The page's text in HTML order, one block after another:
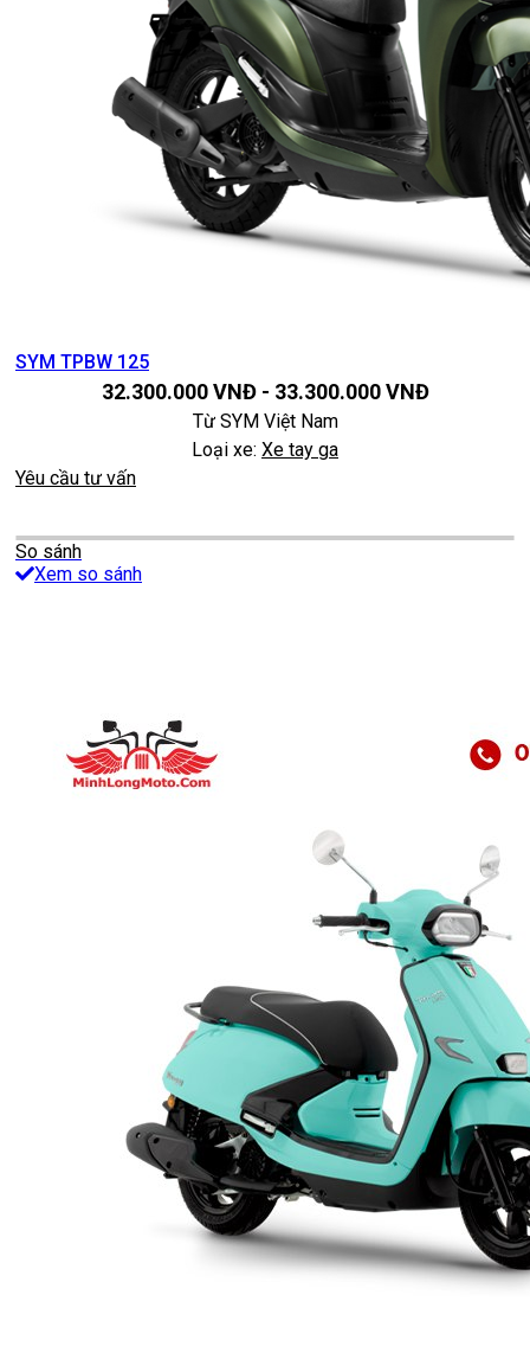
SYM TPBW 125
32.300.000VNĐ- 33.300.000VNĐ
Từ SYM Việt Nam
Loại xe: Xe tay ga
Yêu cầu tư vấn
So sánh
Xem so sánh